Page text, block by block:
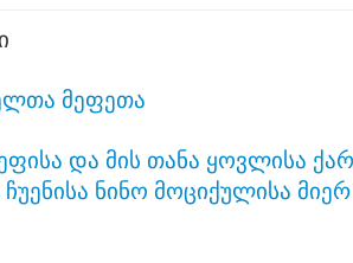
მეფეთა
და მის თანა ყოვლისა
ნინო მოციქულისა მიერ